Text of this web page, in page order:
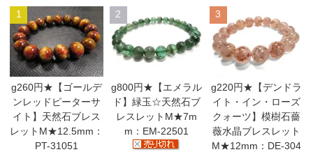
1
g260円★【ゴールデ
ンレッドピーターサ
イト】天然石ブレス
レットM★12.5mm：
PT-31051
2
g800円★【エメラル
ド】緑玉☆天然石ブ
レスレットM★7m
m：EM-22501
3
g220円★【デンドラ
イト・イン・ローズ
クォーツ】模樹石薔
薇水晶ブレスレット
M★12mm：DE-304